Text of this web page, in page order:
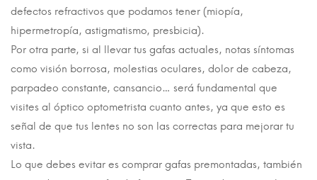
defectos refractivos que podamos tener (miopía,
hipermetropía, astigmatismo, presbicia).
Por otra parte, si al llevar tus gafas actuales, notas síntomas
como visión borrosa, molestias oculares, dolor de cabeza,
parpadeo constante, cansancio… será fundamental que
visites al óptico optometrista cuanto antes, ya que esto es
señal de que tus lentes no son las correctas para mejorar tu
vista.
Lo que debes evitar es comprar gafas premontadas, también